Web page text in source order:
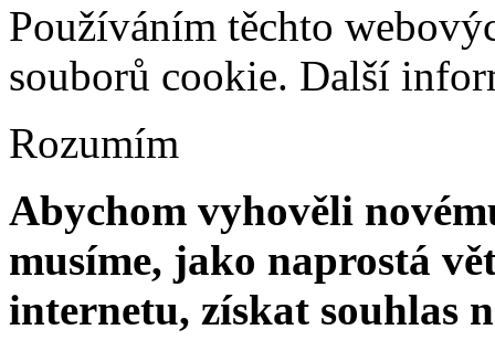
Používáním těchto
souborů cookie. Další
Rozumím
Abychom vyhověli
musíme, jako naprostá
internetu, získat souhlas